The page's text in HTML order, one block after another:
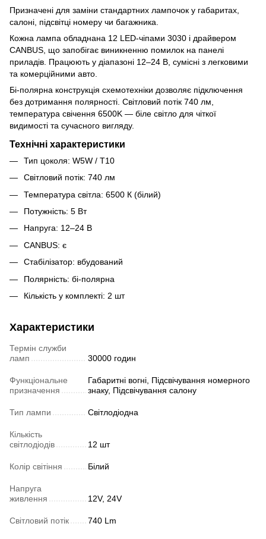
Призначені для заміни стандартних лампочок у габаритах,
салоні, підсвітці номеру чи багажника.
Кожна лампа обладнана 12 LED-чіпами 3030 і драйвером
CANBUS, що запобігає виникненню помилок на панелі
приладів. Працюють у діапазоні 12–24 В, сумісні з легковими
та комерційними авто.
Бі-полярна конструкція схемотехніки дозволяє підключення
без дотримання полярності. Світловий потік 740 лм,
температура свічення 6500K — біле світло для чіткої
видимості та сучасного вигляду.
Технічні характеристики
Тип цоколя: W5W / T10
Світловий потік: 740 лм
Температура світла: 6500 К (білий)
Потужність: 5 Вт
Напруга: 12–24 В
CANBUS: є
Стабілізатор: вбудований
Полярність: бі-полярна
Кількість у комплекті: 2 шт
Характеристики
Термін служби
ламп
30000 годин
Функціональне
призначення
Габаритні вогні, Підсвічування номерного
знаку, Підсвічування салону
Тип лампи Світлодіодна
Кількість
світлодіодів
12 шт
Колір світіння Білий
Напруга
живлення
12V, 24V
Світловий потік 740 Lm